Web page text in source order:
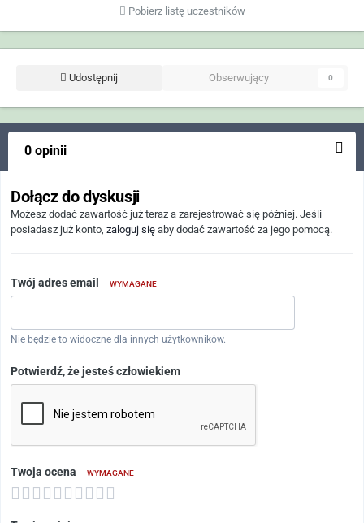
Pobierz listę uczestników
Udostępnij Obserwujący 0
0 opinii
Dołącz do dyskusji
Możesz dodać zawartość już teraz a zarejestrować się później. Jeśli
posiadasz już konto, zaloguj się aby dodać zawartość za jego pomocą.
Twój adres email WYMAGANE
Nie będzie to widoczne dla innych użytkowników.
Potwierdź, że jesteś człowiekiem
Twoja ocena WYMAGANE